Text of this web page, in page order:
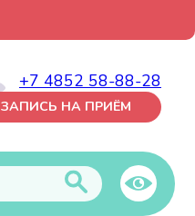
+7 4852 58-88-28
ЗАПИСЬ НА ПРИЁМ